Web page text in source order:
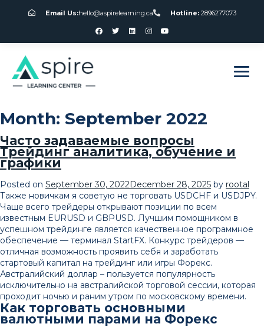
Email Us:hello@aspirelearning.ca Hotline:2896277073
sweet bonanza giriş
Month: September 2022
Часто задаваемые вопросы
Трейдинг аналитика, обучение и
графики
Posted on September 30, 2022December 28, 2025 by rootal
Также новичкам я советую не торговать USDCHF и USDJPY.
Чаще всего трейдеры открывают позиции по всем
известным EURUSD и GBPUSD. Лучшим помощником в
успешном трейдинге является качественное программное
обеспечение — терминал StartFX. Конкурс трейдеров —
отличная возможность проявить себя и заработать
стартовый капитал на трейдинг или игры Форекс.
Австралийский доллар – пользуется популярность
исключительно на австралийской торговой сессии, которая
проходит ночью и раним утром по московскому времени.
Как торговать основными
валютными парами на Форекс